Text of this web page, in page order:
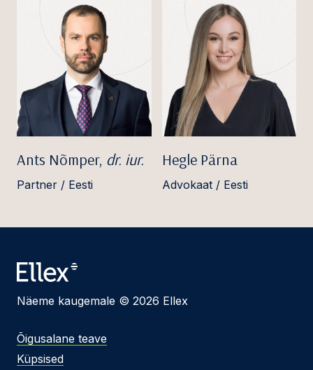
Ants Nõmper, dr. iur.
Partner / Eesti
Hegle Pärna
Advokaat / Eesti
Näeme kaugemale © 2026 Ellex
Õigusalane teave
Küpsised